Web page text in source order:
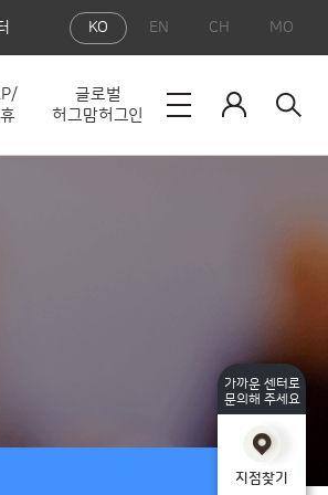
KO EN CH MO
글로벌
허그맘허그인
가까운 센터로
문의해 주세요
지점찾기